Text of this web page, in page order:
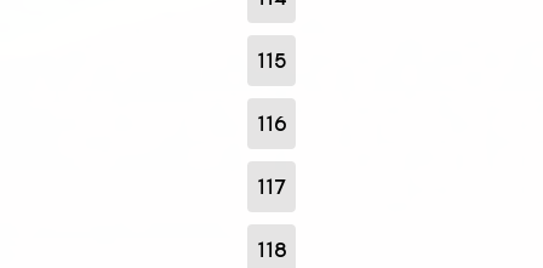
115
116
117
118